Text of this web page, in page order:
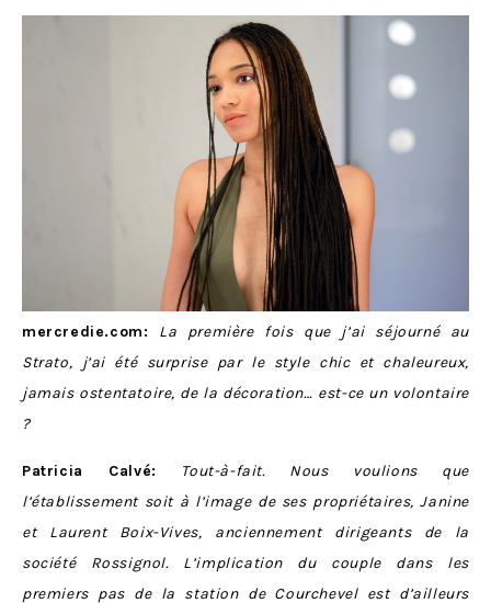
mercredie.com: La première fois que j’ai séjourné au
Strato, j’ai été surprise par le style chic et chaleureux,
jamais ostentatoire, de la décoration… est-ce un volontaire
?
Patricia Calvé:
Tout-à-fait. Nous voulions que
l’établissement soit à l’image de ses propriétaires, Janine
et Laurent Boix-Vives, anciennement dirigeants de la
société Rossignol. L’implication du couple dans les
premiers pas de la station de Courchevel est d’ailleurs